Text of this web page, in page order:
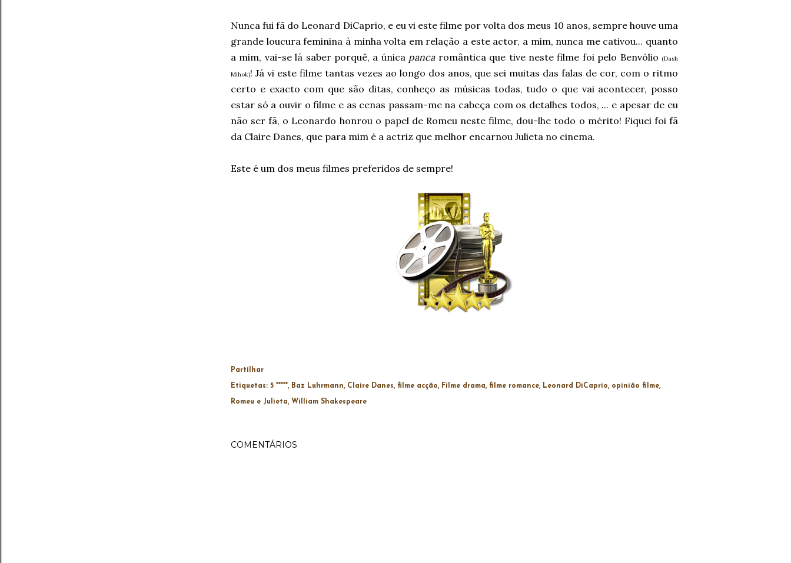
Nunca fui fã do Leonard DiCaprio, e eu vi este filme por volta dos meus 10 anos, sempre houve uma
grande loucura feminina à minha volta em relação a este actor, a mim, nunca me cativou... quanto
a mim, vai-se lá saber porquê, a única pancaromântica que tive neste filme foi pelo Benvólio (Dash
Mihok)! Já vi este filme tantas vezes ao longo dos anos, que sei muitas das falas de cor, com o ritmo
certo e exacto com que são ditas, conheço as músicas todas, tudo o que vai acontecer, posso
estar só a ouvir o filme e as cenas passam-me na cabeça com os detalhes todos, ... e apesar de eu
não ser fã, o Leonardo honrou o papel de Romeu neste filme, dou-lhe todo o mérito! Fiquei foi fã
da Claire Danes, que para mim é a actriz que melhor encarnou Julieta no cinema.
Este é um dos meus filmes preferidos de sempre!
Partilhar
Etiquetas: 5 ***** Baz Luhrmann Claire Danes filme acção Filme drama filme romance Leonard DiCaprio opinião filme
Romeu e Julieta William Shakespeare
COMENTÁRIOS